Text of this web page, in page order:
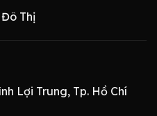
Thị
Lợi Trung, Tp. Hồ Chí